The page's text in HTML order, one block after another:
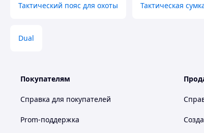
Тактический пояс для охоты Тактическая
Dual
Покупателям
Справка для покупателей
Prom-поддержка